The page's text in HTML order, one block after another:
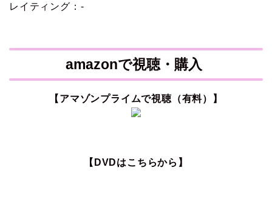
レイティング：-
amazonで視聴・購入
【アマゾンプライムで視聴（有料）】
【DVDはこちらから】